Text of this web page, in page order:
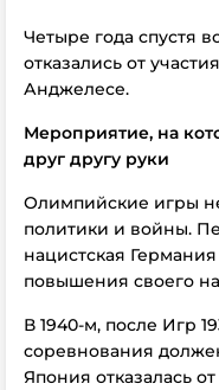
Четыре года спустя
отказались от
Анджелесе.
Мероприятие, на
друг другу руки
Олимпийские игры
политики и войны.
нацистская
повышения своего
В 1940-м, после Игр
соревнования
Япония отказалась